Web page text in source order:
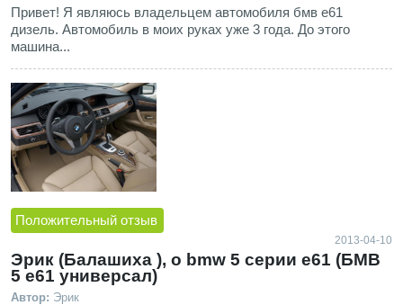
Привет! Я являюсь владельцем автомобиля бмв е61
дизель. Автомобиль в моих руках уже 3 года. До этого
машина...
Положительный отзыв
2013-04-10
Эрик (Балашиха ), о bmw 5 серии e61 (БМВ
5 е61 универсал)
Автор: Эрик